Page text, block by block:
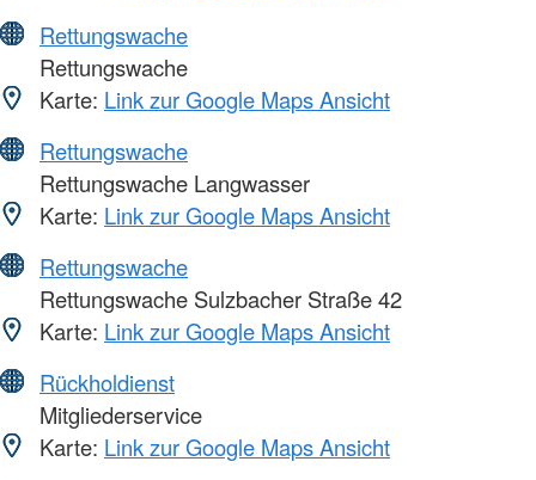
Rettungswache
Rettungswache
Karte: Link zur Google Maps Ansicht
Rettungswache
Rettungswache Langwasser
Karte: Link zur Google Maps Ansicht
Rettungswache
Rettungswache Sulzbacher Straße 42
Karte: Link zur Google Maps Ansicht
Rückholdienst
Mitgliederservice
Karte: Link zur Google Maps Ansicht